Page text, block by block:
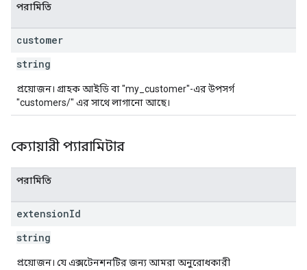
পরামিতি
customer
string
প্রয়োজন। গ্রাহক আইডি বা "my_customer"-এর উপসর্গ
"customers/" এর সাথে লাগানো আছে।
ক্যোয়ারী প্যারামিটার
পরামিতি
extensionId
string
প্রয়োজন। যে এক্সটেনশনটির জন্য আমরা অনুরোধকারী